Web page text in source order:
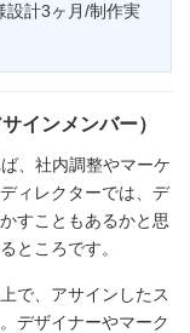
設計3ヶ月/制作実
インメンバー）
、社内調整やマーケ
ィレクターでは、デ
すこともあるかと思
ところです。
で、アサインしたス
デザイナーやマーク